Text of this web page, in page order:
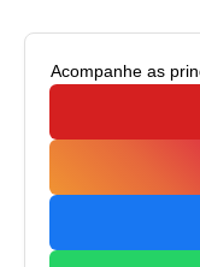
Acompanhe as